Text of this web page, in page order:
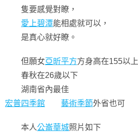
隻要感覺對瞭，
愛上碧潭能相處就可以，
是真心就好瞭。
但願女亞昕平方方身高在155以上
春秋在26歲以下
湖南省內最佳
宏普四季館
藝術季節外省也可
本人公崙華城照片如下